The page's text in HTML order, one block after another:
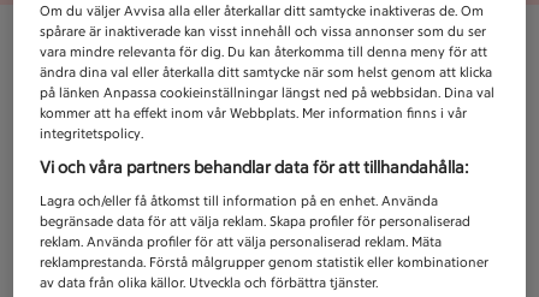
Om du väljer Avvisa alla eller återkallar ditt samtycke inaktiveras de. Om
spårare är inaktiverade kan visst innehåll och vissa annonser som du ser
vara mindre relevanta för dig. Du kan återkomma till denna meny för att
ändra dina val eller återkalla ditt samtycke när som helst genom att klicka
på länken Anpassa cookieinställningar längst ned på webbsidan. Dina val
kommer att ha effekt inom vår Webbplats. Mer information finns i vår
integritetspolicy.
Vi och våra partners behandlar data för att tillhandahålla:
Lagra och/eller få åtkomst till information på en enhet. Använda
begränsade data för att välja reklam. Skapa profiler för personaliserad
reklam. Använda profiler för att välja personaliserad reklam. Mäta
reklamprestanda. Förstå målgrupper genom statistik eller kombinationer
av data från olika källor. Utveckla och förbättra tjänster.